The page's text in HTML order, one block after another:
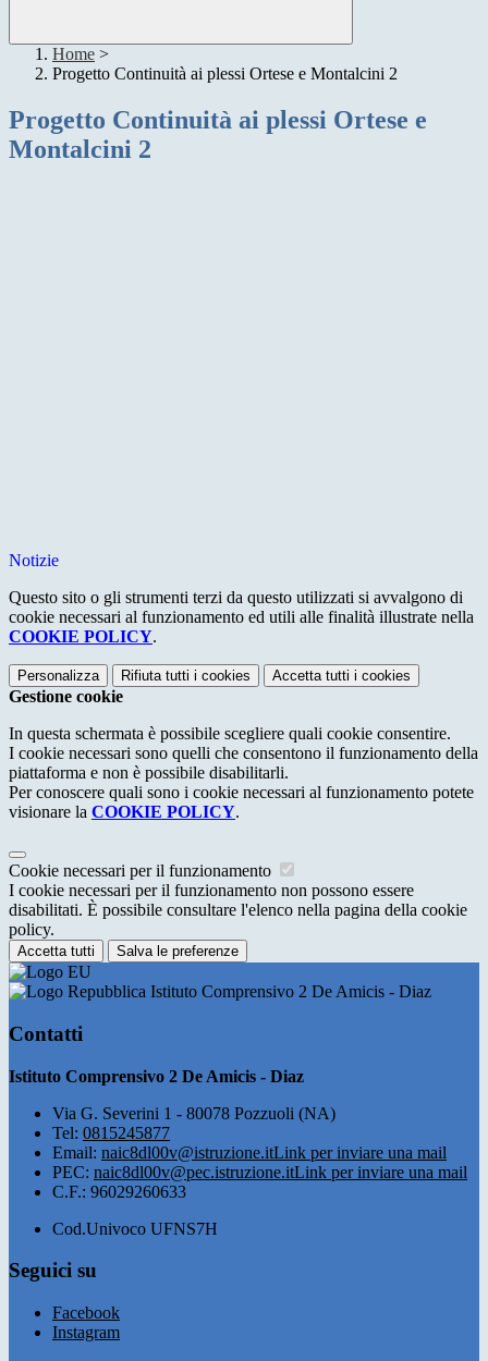
Home >
Progetto Continuità ai plessi Ortese e Montalcini 2
Progetto Continuità ai plessi Ortese e
Montalcini 2
Notizie
Questo sito o gli strumenti terzi da questo utilizzati si avvalgono di
cookie necessari al funzionamento ed utili alle finalità illustrate nella
COOKIE POLICY.
Personalizza Rifiuta tutti i cookies Accetta tutti i cookies
Gestione cookie
In questa schermata è possibile scegliere quali cookie consentire.
I cookie necessari sono quelli che consentono il funzionamento della
piattaforma e non è possibile disabilitarli.
Per conoscere quali sono i cookie necessari al funzionamento potete
visionare la COOKIE POLICY.
Cookie necessari per il funzionamento
I cookie necessari per il funzionamento non possono essere
disabilitati. È possibile consultare l'elenco nella pagina della cookie
policy.
Accetta tutti Salva le preferenze
Istituto Comprensivo 2 De Amicis - Diaz
Contatti
Istituto Comprensivo 2 De Amicis - Diaz
Via G. Severini 1 - 80078 Pozzuoli (NA)
Tel: 0815245877
Email: naic8dl00v@istruzione.itLink per inviare una mail
PEC: naic8dl00v@pec.istruzione.itLink per inviare una mail
C.F.: 96029260633
Cod.Univoco UFNS7H
Seguici su
Facebook
Instagram